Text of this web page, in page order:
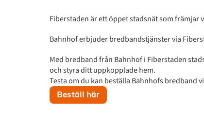
Fiberstaden är ett öppet stadsnät som
Bahnhof erbjuder bredbandstjänster via
Med bredband från Bahnhof i Fiberstaden
och styra ditt uppkopplade hem.
Testa om du kan beställa Bahnhofs bredband
Beställ här